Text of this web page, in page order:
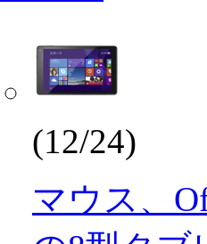
(12/24)
マウス、